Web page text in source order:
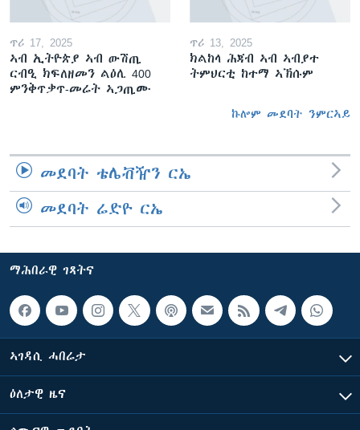
ጥሪ 17, 2025
ኣብ ኢትዮጵያ ኣብ ውሽጢ
ርብዒ ክፍለዘመን ልዕሊ 400
ምንቅጥቃጥ-መሬት ኣጋጢሙ
ጥሪ 13, 2025
ክልከላ ሕጃብ ኣብ ኣብያተ
ትምህርቲ ከተማ ኣኽሱም
ኩሎም መደባት ንምርኣይ
መደባት ቴሌቭዥን ርኤ
መደባት ሬድዮ ርኤ
ማሕበራዊ ገጻትና
ኣገዳሲ ሓበሬታ
ዕለታዊ ዜና